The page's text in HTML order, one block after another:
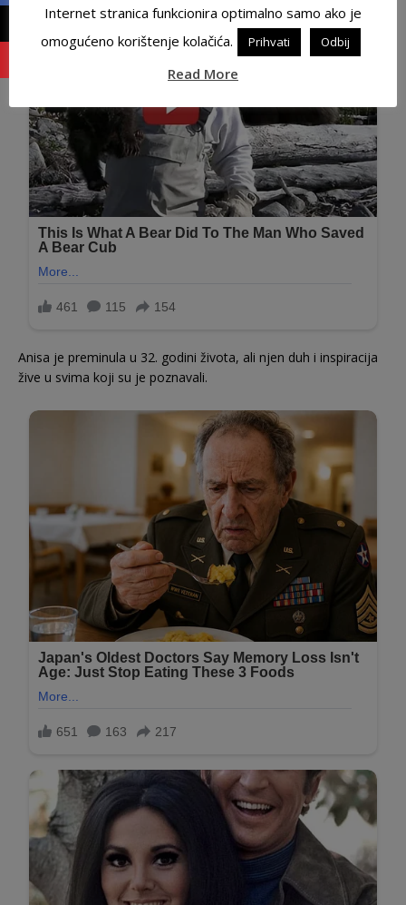
Anisa je preminula u 32. godini života, ali njen duh i inspiracija
žive u svima koji su je poznavali.
Internet stranica funkcionira optimalno samo ako je
omogućeno korištenje kolačića.
Prihvati Odbij
Read More